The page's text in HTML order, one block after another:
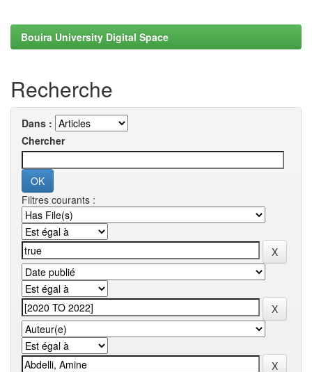
Bouira University Digital Space
Recherche
Dans :
Chercher
Filtres courants :